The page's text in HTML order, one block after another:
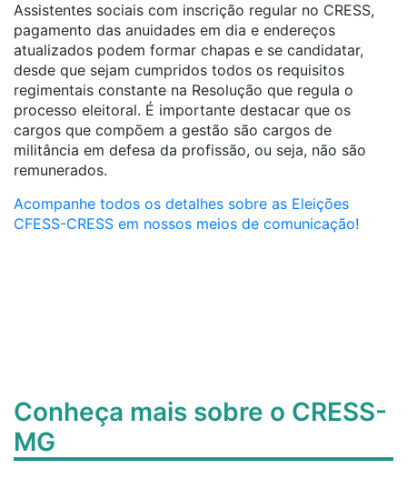
Assistentes sociais com inscrição regular no CRESS,
pagamento das anuidades em dia e endereços
atualizados podem formar chapas e se candidatar,
desde que sejam cumpridos todos os requisitos
regimentais constante na Resolução que regula o
processo eleitoral. É importante destacar que os
cargos que compõem a gestão são cargos de
militância em defesa da profissão, ou seja, não são
remunerados.
Acompanhe todos os detalhes sobre as Eleições
CFESS-CRESS em nossos meios de comunicação!
Conheça mais sobre o CRESS-
MG